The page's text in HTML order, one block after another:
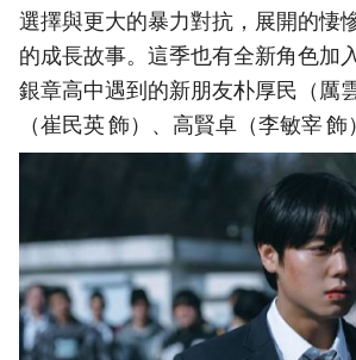
選擇與更大的暴力對抗，展開的悽
的成長故事。這季也有全新角色加
銀章高中遇到的新朋友朴厚民（厲
（崔民英 飾）、高賢卓（李敏宰 飾